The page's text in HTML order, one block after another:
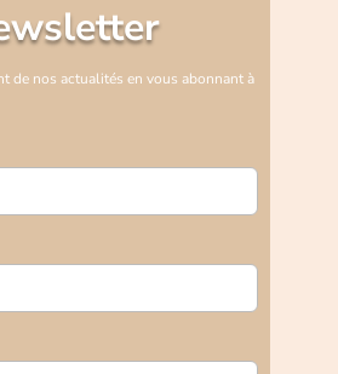
de nos actualités en vous abonnant à